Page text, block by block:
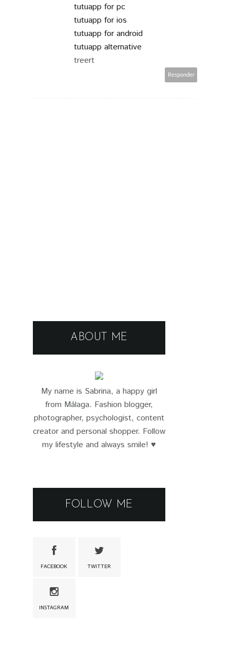
tutuapp for pc
tutuapp for ios
tutuapp for android
tutuapp alternative
treert
Responder
ABOUT ME
My name is Sabrina, a happy girl
from Málaga. Fashion blogger,
photographer, psychologist, content
creator and personal shopper. Follow
my lifestyle and always smile! ♥
FOLLOW ME
FACEBOOK TWITTER
INSTAGRAM